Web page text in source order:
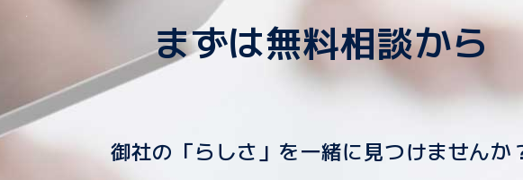
まずは無料相談から
御社の「らしさ」を一緒に見つけませんか